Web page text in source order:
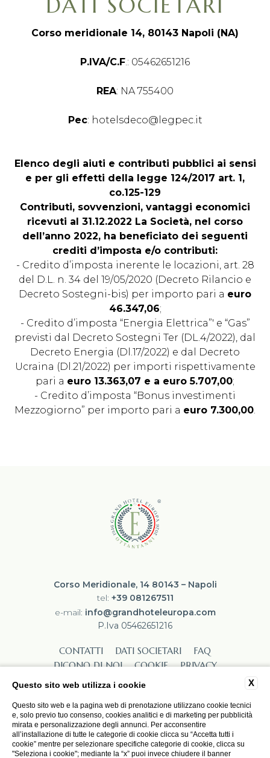
DATI SOCIETARI
Corso meridionale 14, 80143 Napoli (NA)
P.IVA/C.F.: 05462651216
REA: NA 755400
Pec: hotelsdeco@legpec.it
Elenco degli aiuti e contributi pubblici ai sensi
e per gli effetti della legge 124/2017 art. 1,
co.125-129
Contributi, sovvenzioni, vantaggi economici
ricevuti al 31.12.2022 La Società, nel corso
dell’anno 2022, ha beneficiato dei seguenti
crediti d’imposta e/o contributi:
- Credito d’imposta inerente le locazioni, art. 28
del D.L. n. 34 del 19/05/2020 (Decreto Rilancio e
Decreto Sostegni-bis) per importo pari a euro
46.347,06;
- Credito d’imposta “Energia Elettrica”' e “Gas”
previsti dal Decreto Sostegni Ter (DL.4/2022), dal
Decreto Energia (Dl.17/2022) e dal Decreto
Ucraina (Dl.21/2022) per importi rispettivamente
pari a euro 13.363,07 e a euro 5.707,00;
- Credito d’imposta “Bonus investimenti
Mezzogiorno” per importo pari a euro 7.300,00.
Corso Meridionale, 14 80143 – Napoli
tel: +39 081267511
e-mail: info@grandhoteleuropa.com
P.Iva 05462651216
CONTATTI DATI SOCIETARI
FAQ
DICONO DI NOI
COOKIE
PRIVACY
LAVORA CON NOI
X
Questo sito web utilizza i cookie
Questo sito web e la pagina web di prenotazione utilizzano cookie tecnici
e, solo previo tuo consenso, cookies analitici e di marketing per pubblicità
mirata e personalizzazione degli annunci. Per acconsentire
all’installazione di tutte le categorie di cookie clicca su “Accetta tutti i
cookie” mentre per selezionare specifiche categorie di cookie, clicca su
"Seleziona i cookie"; mediante la “x” puoi invece chiudere il banner